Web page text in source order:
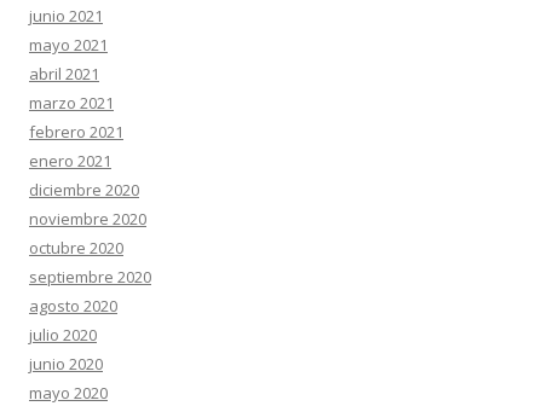
junio 2021
mayo 2021
abril 2021
marzo 2021
febrero 2021
enero 2021
diciembre 2020
noviembre 2020
octubre 2020
septiembre 2020
agosto 2020
julio 2020
junio 2020
mayo 2020